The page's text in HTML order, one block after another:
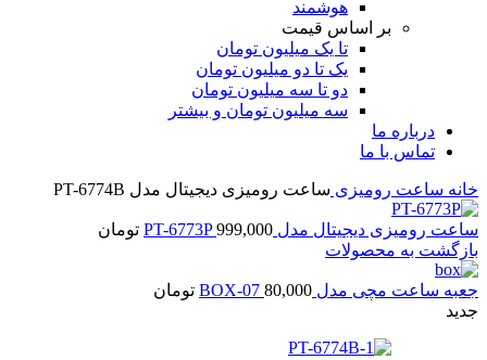
هوشمند
بر اساس قیمت
تا یک میلیون تومان
یک تا دو میلیون تومان
دو تا سه میلیون تومان
سه میلیون تومان و بیشتر
درباره ما
تماس با ما
خانه ساعت رومیزی ساعت رومیزی دیجیتال مدل PT-6774B
ساعت رومیزی دیجیتال مدل PT-6773P 999,000
تومان
بازگشت به محصولات
جعبه ساعت مچی مدل BOX-07 80,000
تومان
جدید